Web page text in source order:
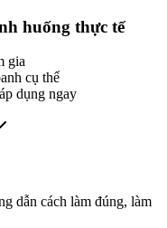
huống thực tế
gia
cụ thể
dụng ngay
dẫn cách làm đúng, làm